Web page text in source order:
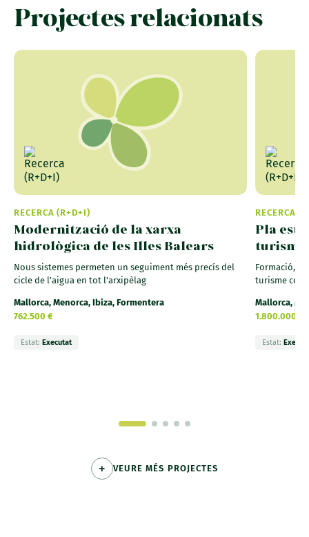
Projectes relacionats
RECERCA (R+D+I)
Modernització de la xarxa
hidrològica de les Illes Balears
Nous sistemes permeten un seguiment més precís del
cicle de l'aigua en tot l'arxipèlag
Mallorca, Menorca, Ibiza, Formentera
762.500 €
Estat: Executat
RECERCA
Pla
turisme
Formació,
turisme
Mallorca,
1.800.000 €
Estat:
VEURE MÉS PROJECTES